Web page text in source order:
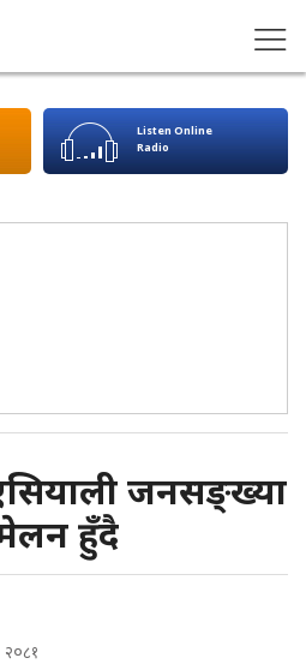
Listen Online
Radio
जनसङ्ख्या
हुँदै
२०८१